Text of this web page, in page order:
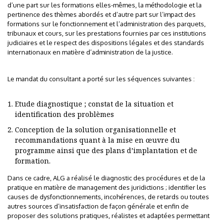
d’une part sur les formations elles-mêmes, la méthodologie et la
pertinence des thèmes abordés et d’autre part sur l’impact des
formations sur le fonctionnement et l’administration des parquets,
tribunaux et cours, sur les prestations fournies par ces institutions
judiciaires et le respect des dispositions légales et des standards
internationaux en matière d’administration de la justice.
Le mandat du consultant a porté sur les séquences suivantes :
Etude diagnostique ; constat de la situation et
identification des problèmes
Conception de la solution organisationnelle et
recommandations quant à la mise en œuvre du
programme ainsi que des plans d’implantation et de
formation.
Dans ce cadre, ALG a réalisé le diagnostic des procédures et de la
pratique en matière de management des juridictions ; identifier les
causes de dysfonctionnements, incohérences, de retards ou toutes
autres sources d’insatisfaction de façon générale et enfin de
proposer des solutions pratiques, réalistes et adaptées permettant